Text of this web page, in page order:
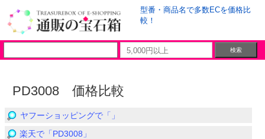
型番・商品名で多数ECを価格比
較！
PD3008 価格比較
ヤフーショッピングで「」
楽天で「PD3008」